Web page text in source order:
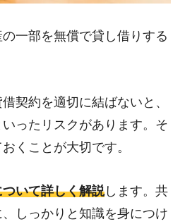
一部を無償で貸し借りする
契約を適切に結ばないと、
ったリスクがあります。そ
くことが大切です。
いて詳しく解説します。共
しっかりと知識を身につけ